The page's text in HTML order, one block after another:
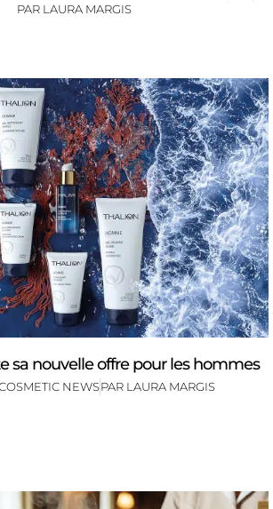
PAR LAURA MARGIS
sa nouvelle offre pour les hommes
NEWSPAR LAURA MARGIS